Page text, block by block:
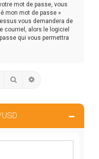
mot de passe, vous
mon mot de passe »
vous demandera de
courriel, alors le logiciel
qui vous permettra
Rechercher